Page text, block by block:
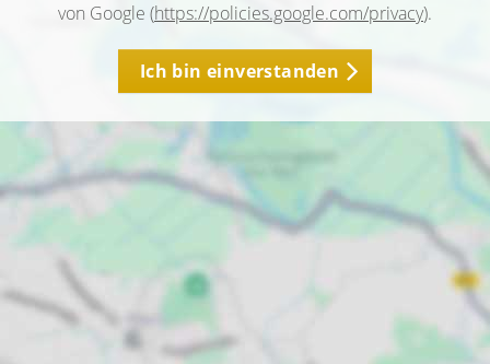
von Google (https://policies.google.com/privacy).
Ich bin einverstanden